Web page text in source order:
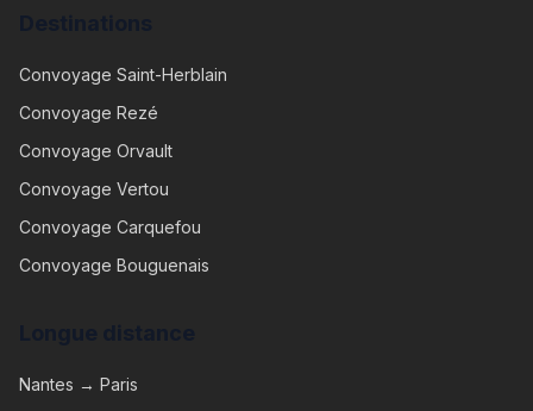
Convoyage Saint-Herblain
Convoyage Rezé
Convoyage Orvault
Convoyage Vertou
Convoyage Carquefou
Convoyage Bouguenais
Nantes → Paris